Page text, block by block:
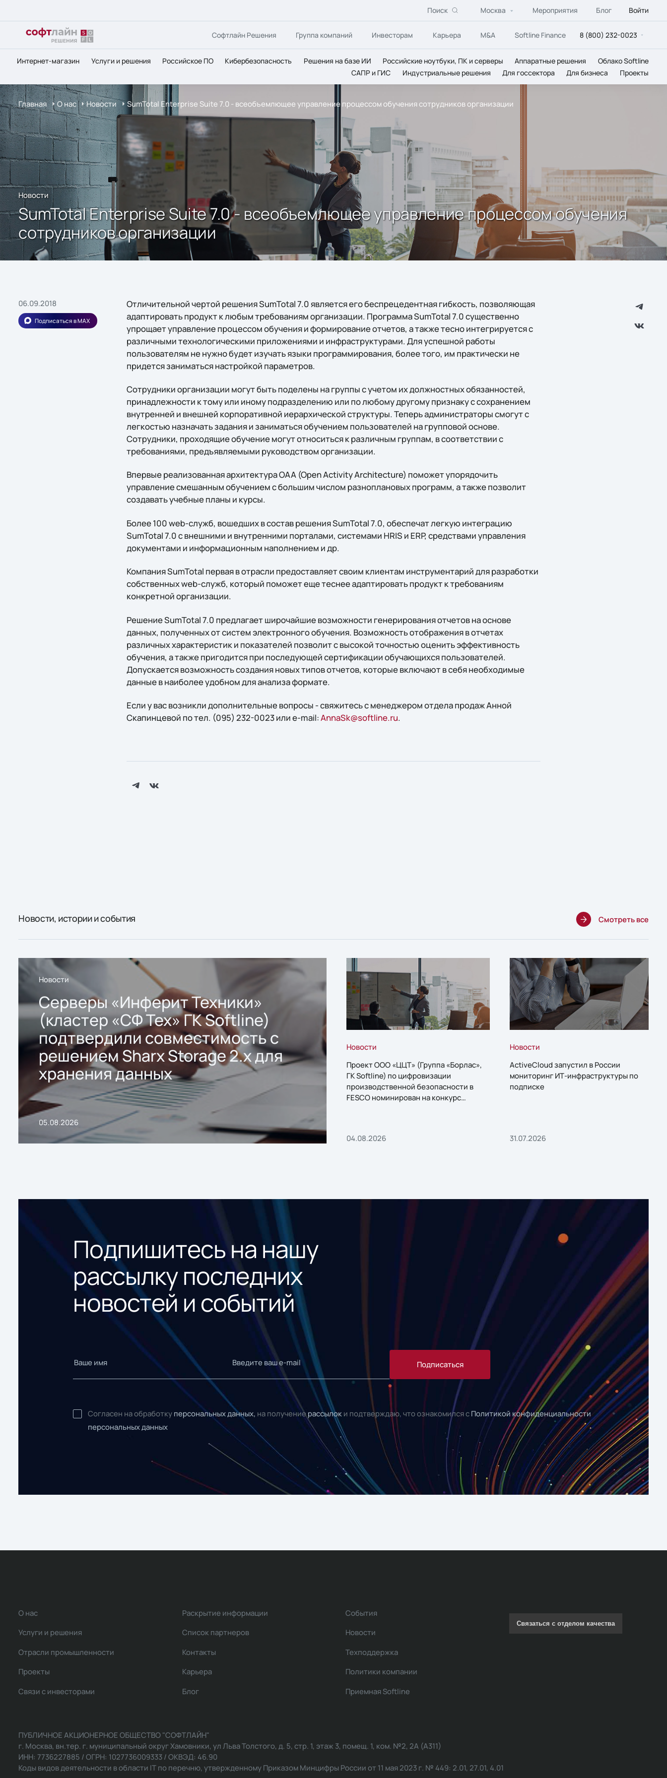
Поиск Москва Мероприятия Блог Войти
Софтлайн Решения Группа компаний Инвесторам Карьера M&A Softline Finance 8 (800) 232-0023
Интернет-магазин Услуги и решения Российское ПО Кибербезопасность Решения на базе ИИ Российские ноутбуки, ПК и серверы Аппаратные решения
Облако Softline
САПР и ГИС
Индустриальные решения Для госсектора Для бизнеса Проекты
Главная О нас Новости SumTotal Enterprise Suite 7.0 - всеобъемлющее управление процессом обучения сотрудников организации
Новости
SumTotal Enterprise Suite 7.0 - всеобъемлющее управление процессом обучения
сотрудников организации
06.09.2018
Подписаться в MAX
Отличительной чертой решения SumTotal 7.0 является его беспрецедентная гибкость, позволяющая
адаптировать продукт к любым требованиям организации. Программа SumTotal 7.0 существенно
упрощает управление процессом обучения и формирование отчетов, а также тесно интегрируется с
различными технологическими приложениями и инфраструктурами. Для успешной работы
пользователям не нужно будет изучать языки программирования, более того, им практически не
придется заниматься настройкой параметров.
Сотрудники организации могут быть поделены на группы с учетом их должностных обязанностей,
принадлежности к тому или иному подразделению или по любому другому признаку с сохранением
внутренней и внешней корпоративной иерархической структуры. Теперь администраторы смогут с
легкостью назначать задания и заниматься обучением пользователей на групповой основе.
Сотрудники, проходящие обучение могут относиться к различным группам, в соответствии с
требованиями, предъявляемыми руководством организации.
Впервые реализованная архитектура OAA (Open Activity Architecture) поможет упорядочить
управление смешанным обучением с большим числом разноплановых программ, а также позволит
создавать учебные планы и курсы.
Более 100 web-служб, вошедших в состав решения SumTotal 7.0, обеспечат легкую интеграцию
SumTotal 7.0 с внешними и внутренними порталами, системами HRIS и ERP, средствами управления
документами и информационным наполнением и др.
Компания SumTotal первая в отрасли предоставляет своим клиентам инструментарий для разработки
собственных web-служб, который поможет еще теснее адаптировать продукт к требованиям
конкретной организации.
Решение SumTotal 7.0 предлагает широчайшие возможности генерирования отчетов на основе
данных, полученных от систем электронного обучения. Возможность отображения в отчетах
различных характеристик и показателей позволит с высокой точностью оценить эффективность
обучения, а также пригодится при последующей сертификации обучающихся пользователей.
Допускается возможность создания новых типов отчетов, которые включают в себя необходимые
данные в наиболее удобном для анализа формате.
Если у вас возникли дополнительные вопросы - свяжитесь с менеджером отдела продаж Анной
Скапинцевой по тел. (095) 232-0023 или e-mail:AnnaSk@softline.ru.
Новости, истории и события Смотреть все
Новости
Серверы «Инферит Техники»
(кластер «СФ Тех» ГК Softline)
подтвердили совместимость с
решением Sharx Storage 2.x для
хранения данных
05.08.2026
Новости
Проект ООО «ЦЦТ» (Группа «Борлас»,
ГК Softline) по цифровизации
производственной безопасности в
FESCO номинирован на конкурс
04.08.2026
Новости
ActiveCloud запустил в России
мониторинг ИТ-инфраструктуры по
подписке
31.07.2026
Подпишитесь на нашу
рассылку последних
новостей и событий
Подписаться
Согласен на обработку персональных данных, на получениерассылок и подтверждаю, что ознакомился с Политикой конфиденциальности
персональных данных
О нас
Услуги и решения
Отрасли промышленности
Проекты
Связи с инвесторами
Раскрытие информации
Список партнеров
Контакты
Карьера
Блог
События
Новости
Техподдержка
Политики компании
Приемная Softline
Связаться с отделом качества
ПУБЛИЧНОЕ АКЦИОНЕРНОЕ ОБЩЕСТВО "СОФТЛАЙН"
г. Москва, вн.тер. г. муниципальный округ Хамовники, ул Льва Толстого, д. 5, стр. 1, этаж 3, помещ. 1, ком. №2, 2А (А311)
ИНН: 7736227885 / ОГРН: 1027736009333 / ОКВЭД: 46.90
Коды видов деятельности в области IT по перечню, утвержденному Приказом Минцифры России от 11 мая 2023 г. № 449: 2.01, 27.01, 4.01